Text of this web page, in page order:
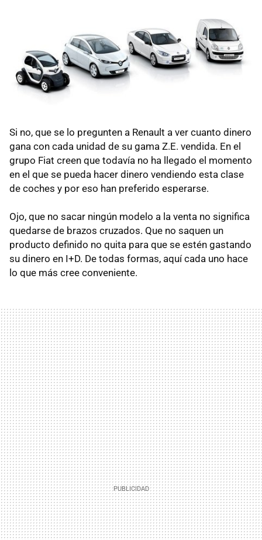
Si no, que se lo pregunten a Renault a ver cuanto dinero
gana con cada unidad de su gama Z.E. vendida. En el
grupo Fiat creen que todavía no ha llegado el momento
en el que se pueda hacer dinero vendiendo esta clase
de coches y por eso han preferido esperarse.
Ojo, que no sacar ningún modelo a la venta no significa
quedarse de brazos cruzados. Que no saquen un
producto definido no quita para que se estén gastando
su dinero en I+D. De todas formas, aquí cada uno hace
lo que más cree conveniente.